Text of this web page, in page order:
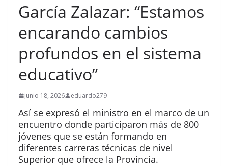
García Zalazar: “Estamos
encarando cambios
profundos en el sistema
educativo”
junio 18, 2026 eduardo279
Así se expresó el ministro en el marco de un
encuentro donde participaron más de 800
jóvenes que se están formando en
diferentes carreras técnicas de nivel
Superior que ofrece la Provincia.